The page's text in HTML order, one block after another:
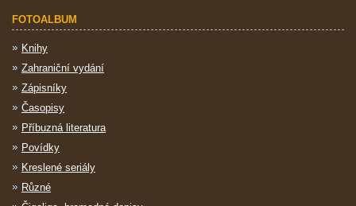
FOTOALBUM
Knihy
Zahraniční vydání
Zápisníky
Časopisy
Příbuzná literatura
Povídky
Kreslené seriály
Různé